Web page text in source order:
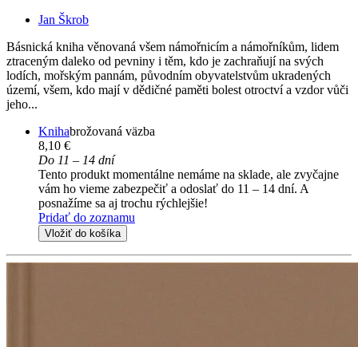
Jan Škrob
Básnická kniha věnovaná všem námořnicím a námořníkům, lidem
ztraceným daleko od pevniny i těm, kdo je zachraňují na svých
lodích, mořským pannám, původním obyvatelstvům ukradených
území, všem, kdo mají v dědičné paměti bolest otroctví a vzdor vůči
jeho...
Knihabrožovaná väzba
8,10 €
Do 11 – 14 dní
Tento produkt momentálne nemáme na sklade, ale zvyčajne
vám ho vieme zabezpečiť a odoslať do 11 – 14 dní. A
posnažíme sa aj trochu rýchlejšie!
Pridať do zoznamu
Vložiť do košíka